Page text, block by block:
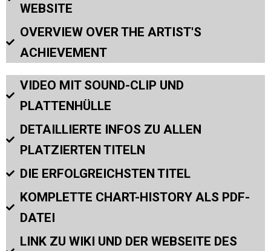
WEBSITE
OVERVIEW OVER THE ARTIST'S
ACHIEVEMENT
VIDEO MIT SOUND-CLIP UND
PLATTENHÜLLE
DETAILLIERTE INFOS ZU ALLEN
PLATZIERTEN TITELN
DIE ERFOLGREICHSTEN TITEL
KOMPLETTE CHART-HISTORY ALS PDF-
DATEI
LINK ZU WIKI UND DER WEBSEITE DES